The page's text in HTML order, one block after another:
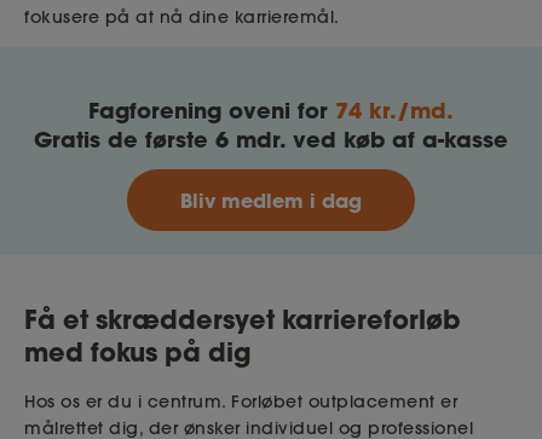
fokusere på at nå dine karrieremål.
Fagforening oveni for 74 kr./md.
Gratis de første 6 mdr. ved køb af a-kasse
Bliv medlem i dag
Få et skræddersyet karriereforløb
med fokus på dig
Hos os er du i centrum. Forløbet outplacement er
målrettet dig, der ønsker individuel og professionel